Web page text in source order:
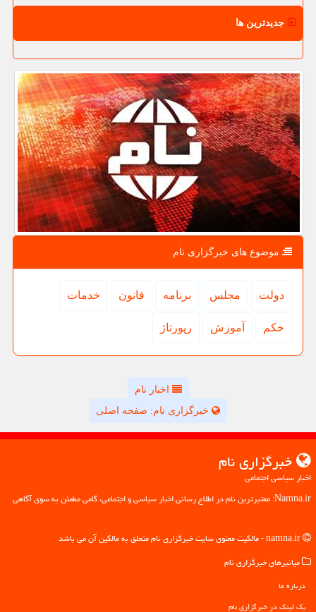
جدیدترین ها
موضوع های خبرگزاری نام
دولت مجلس برنامه قانون خدمات
حكم آموزش رپورتاژ
اخبار نام
خبرگزاری نام: صفحه اصلی
خبرگزاری نام
اخبار سیاسی اجتماعی
Namna.ir: معتبرترین نام در اطلاع رسانی اخبار سیاسی و اجتماعی، گامی مطمئن به سوی آگاهی
میانبرهای خبرگزاری نام
درباره ما
بک لینک در خبرگزاری نام